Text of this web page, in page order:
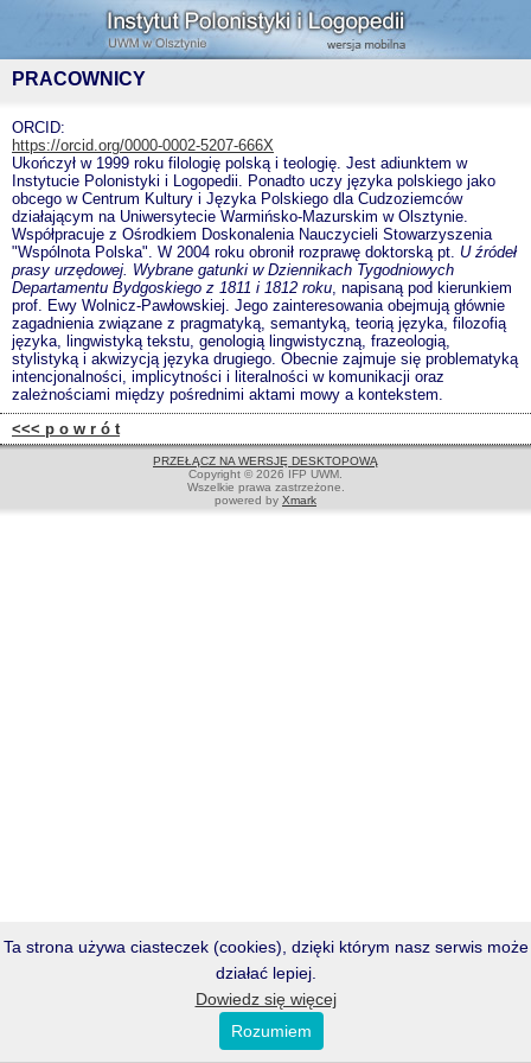
PRACOWNICY
ORCID:
https://orcid.org/0000-0002-5207-666X
Ukończył w 1999 roku filologię polską i teologię. Jest adiunktem w
Instytucie Polonistyki i Logopedii. Ponadto uczy języka polskiego jako
obcego w Centrum Kultury i Języka Polskiego dla Cudzoziemców
działającym na Uniwersytecie Warmińsko-Mazurskim w Olsztynie.
Współpracuje z Ośrodkiem Doskonalenia Nauczycieli Stowarzyszenia
"Wspólnota Polska". W 2004 roku obronił rozprawę doktorską pt. U źródeł
prasy urzędowej. Wybrane gatunki w Dziennikach Tygodniowych
Departamentu Bydgoskiego z 1811 i 1812 roku, napisaną pod kierunkiem
prof. Ewy Wolnicz-Pawłowskiej. Jego zainteresowania obejmują głównie
zagadnienia związane z pragmatyką, semantyką, teorią języka, filozofią
języka, lingwistyką tekstu, genologią lingwistyczną, frazeologią,
stylistyką i akwizycją języka drugiego. Obecnie zajmuje się problematyką
intencjonalności, implicytności i literalności w komunikacji oraz
zależnościami między pośrednimi aktami mowy a kontekstem.
<<< p o w r ó t
PRZEŁĄCZ NA WERSJĘ DESKTOPOWĄ
Copyright © 2026 IFP UWM.
Wszelkie prawa zastrzeżone.
powered by Xmark
Ta strona używa ciasteczek (cookies), dzięki którym nasz serwis może
działać lepiej.
Dowiedz się więcej
Rozumiem